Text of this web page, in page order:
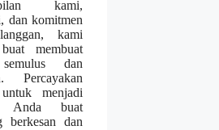
kami,
dan komitmen
kami
membuat
dan
Percayakan
menjadi
Anda buat
berkesan dan